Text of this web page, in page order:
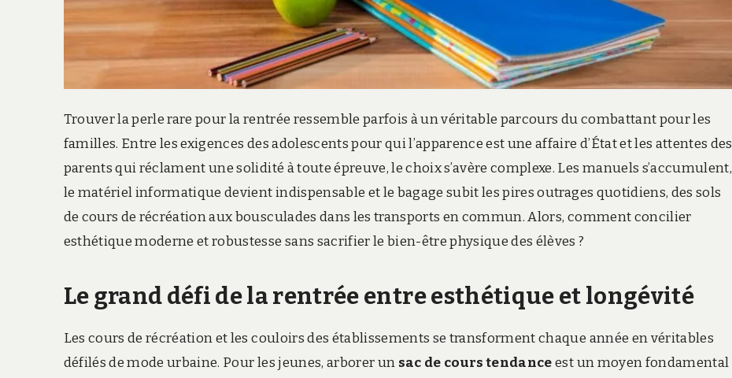
Trouver la perle rare pour la rentrée ressemble parfois à un véritable parcours du combattant pour les
familles. Entre les exigences des adolescents pour qui l’apparence est une affaire d’État et les attentes des
parents qui réclament une solidité à toute épreuve,le choix s’avère complexe. Les manuels s’accumulent,
le matériel informatique devient indispensable et le bagage subit les pires outrages quotidiens, des sols
de cours de récréation aux bousculades dans les transports en commun.Alors, comment concilier
esthétique moderne et robustesse sans sacrifier le bien-être physique des élèves ?
Le grand défi de la rentrée entre esthétique et longévité
Les cours de récréation et les couloirs des établissements se transforment chaque année en véritables
défilés de mode urbaine. Pour les jeunes, arborer un sac de cours tendanceest un moyen fondamental